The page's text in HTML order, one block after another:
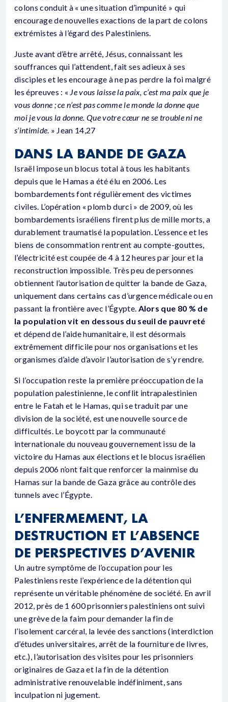
colons conduit à « une situation d’impunité » qui
encourage de nouvelles exactions de la part de colons
extrémistes à l’égard des Palestiniens.
Juste avant d’être arrêté, Jésus, connaissant les
souffrances qui l’attendent, fait ses adieux à ses
disciples et les encourage à ne pas perdre la foi malgré
les épreuves : « Je vous laisse la paix, c’est ma paix que je
vous donne ; ce n’est pas comme le monde la donne que
moi je vous la donne. Que votre cœur ne se trouble ni ne
s’intimide. » Jean 14,27
DANS LA BANDE DE GAZA
Israël impose un blocus total à tous les habitants
depuis que le Hamas a été élu en 2006. Les
bombardements font régulièrement des victimes
civiles. L’opération « plomb durci » de 2009, où les
bombardements israéliens firent plus de mille morts, a
durablement traumatisé la population. L’essence et les
biens de consommation rentrent au compte-gouttes,
l’électricité est coupée de 4 à 12 heures par jour et la
reconstruction impossible. Très peu de personnes
obtiennent l’autorisation de quitter la bande de Gaza,
uniquement dans certains cas d’urgence médicale ou en
passant la frontière avec l’Égypte. Alors que 80 % de
la population vit en dessous du seuil de pauvreté
et dépend de l’aide humanitaire, il est désormais
extrêmement difficile pour nos organisations et les
organismes d’aide d’avoir l’autorisation de s’y rendre.
Si l’occupation reste la première préoccupation de la
population palestinienne, le conflit intrapalestinien
entre le Fatah et le Hamas, qui se traduit par une
division de la société, est une nouvelle source de
difficultés. Le boycott par la communauté
internationale du nouveau gouvernement issu de la
victoire du Hamas aux élections et le blocus israélien
depuis 2006 n’ont fait que renforcer la mainmise du
Hamas sur la bande de Gaza grâce au contrôle des
tunnels avec l’Égypte.
L’ENFERMEMENT, LA
DESTRUCTION ET L’ABSENCE
DE PERSPECTIVES D’AVENIR
Un autre symptôme de l’occupation pour les
Palestiniens reste l’expérience de la détention qui
représente un véritable phénomène de société. En avril
2012, près de 1 600 prisonniers palestiniens ont suivi
une grève de la faim pour demander la fin de
l’isolement carcéral, la levée des sanctions (interdiction
d’études universitaires, arrêt de la fourniture de livres,
etc.), l’autorisation des visites pour les prisonniers
originaires de Gaza et la fin de la détention
administrative renouvelable indéfiniment, sans
inculpation ni jugement.